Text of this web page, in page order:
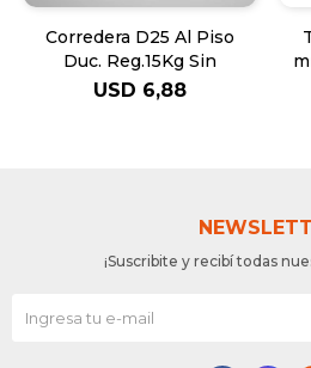
Corredera D25 Al Piso
Duc. Reg.15Kg Sin
USD 6,88
¡Suscribite y recibí todas